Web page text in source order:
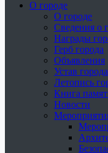
О городе
О городе
Сведения о
Награды
Герб города
Объявления
Устав города
Летопись
Книга
Новости